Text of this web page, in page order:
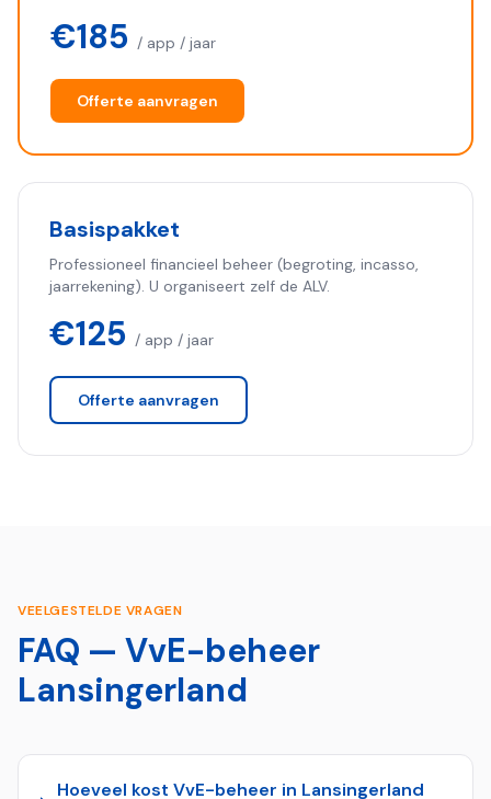
€185 / app / jaar
Offerte aanvragen
Basispakket
Professioneel financieel beheer (begroting, incasso,
jaarrekening). U organiseert zelf de ALV.
€125 / app / jaar
Offerte aanvragen
VEELGESTELDE VRAGEN
FAQ — VvE-beheer
Lansingerland
Hoeveel kost VvE-beheer in Lansingerland